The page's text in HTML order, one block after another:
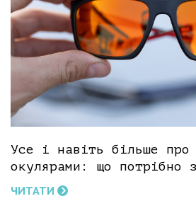
Усе і навіть більше про
окулярами: що потрібно
ЧИТАТИ